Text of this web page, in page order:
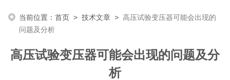
当前位置：首页 >技术文章 > 高压试验变压器可能会出现的
问题及分析
高压试验变压器可能会出现的问题及分
析